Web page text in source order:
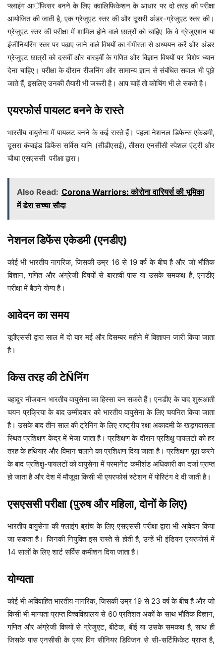
फ्लाइंग आॅफिसर बनने के लिए क्वालिफिकेशन के आधार पर दो तरह की परीक्षा
आयोजित की जाती है, एक ग्रेजुएट स्तर की और दूसरी अंडर-ग्रेजुएट स्तर की।
ग्रेजुएट स्तर की परीक्षा में शामिल होने वाले छात्रों को चाहिए कि वे ग्रेजुएशन या
इंजीनियरिंग स्तर पर पढ़ाए जाने वाले विषयों का गंभीरता से अध्ययन करें और अंडर
ग्रेजुएट छात्रों को दसवीं और बारहवीं के गणित और विज्ञान विषयों पर विशेष ध्यान
देना चाहिए। परीक्षा के दौरान रीजनिंग और सामान्य ज्ञान से संबंधित सवाल भी पूछे
जाते हैं, इसलिए उनकी तैयारी भी जरूरी है। आप चाहें तो कोचिंग भी ले सकते है।
एयरफोर्स पायलट बनने के रास्ते
भारतीय वायुसेना में पायलट बनने के कई रास्ते हैं। पहला नेशनल डिफेन्स एकेडमी,
दूसरा कंबाइंड डिफेंस सर्विस यानि (सीडीएसई), तीसरा एनसीसी स्पेशल एंट्री और
चौथा एसएससी परीक्षा द्वारा।
Also Read: Corona Warriors: कोरोना वारियर्स की भूमिका
में डेरा सच्चा सौदा
नेशनल डिफेंस एकेडमी (एनडीए)
कोई भी भारतीय नागरिक, जिसकी उम्र 16 से 19 वर्ष के बीच है और जो भौतिक
विज्ञान, गणित और अंग्रेजी विषयों से बारहवीं पास या उसके समकक्ष है, एनडीए
परीक्षा में बैठने योग्य है।
आवेदन का समय
यूपीएससी द्वारा साल में दो बार मई और दिसम्बर महीने में विज्ञापन जारी किया जाता
है।
किस तरह की टेÑनिंग
बहादुर नौजवान भारतीय वायुसेना का हिस्सा बन सकते हैंं। एनडीए के बाद शुरूआती
चयन प्रक्रिया के बाद उम्मीदवार को भारतीय वायुसेना के लिए चयनित किया जाता
है। उसके बाद तीन साल की ट्रेनिंग के लिए राष्ट्रीय रक्षा अकादमी के खड़गवासला
स्थित प्रशिक्षण केंद्र में भेजा जाता है। प्रशिक्षण के दौरान प्रशिक्षु पायलटों को हर
तरह के हथियार और विमान चलाने का प्रशिक्षण दिया जाता है। प्रशिक्षण पूरा करने
के बाद प्रशिक्षु-पायलटों को वायुसेना में परमानेंट कमीशंड अधिकारी का दर्जा प्राप्त
हो जाता है और देश में मौजूदा किसी भी एयरफोर्स स्टेशन में पोस्टिंग दे दी जाती है।
एसएससी परीक्षा (पुरुष और महिला, दोनों के लिए)
भारतीय वायुसेना की फ्लाइंग ब्रांच के लिए एसएससी परीक्षा द्वारा भी आवेदन किया
जा सकता है। जिनकी नियुक्ति इस रास्ते से होती है, उन्हें भी इंडियन एयरफोर्स में
14 सालों के लिए शार्ट सर्विस कमीशन दिया जाता है।
योग्यता
कोई भी अविवाहित भारतीय नागरिक, जिसकी उम्र 19 से 23 वर्ष के बीच है और जो
किसी भी मान्यता प्राप्त विश्वविद्यालय से 60 प्रतिशत अंकों के साथ भौतिक विज्ञान,
गणित और अंग्रेजी विषयों से ग्रेजुएट, बीटेक, बीई या उसके समकक्ष है, साथ ही
जिसके पास एनसीसी के एयर विंग सीनियर डिविजन से सी-सर्टिफिकेट प्राप्त है,